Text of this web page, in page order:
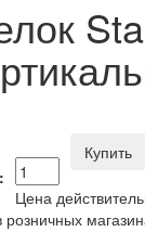
Купить
Цена
розничных